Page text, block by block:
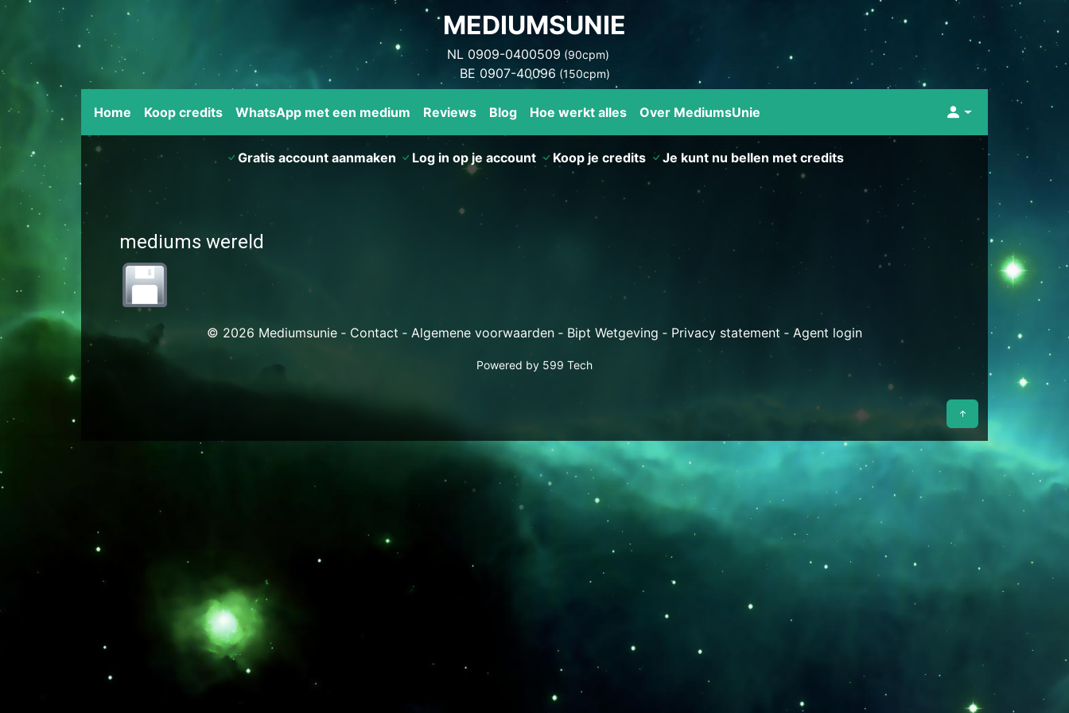
MEDIUMSUNIE
NL 0909-0400509 (90cpm)
BE 0907-40096 (150cpm)
Home Koop credits WhatsApp met een medium Reviews Blog Hoe werkt alles Over MediumsUnie
Gratis account aanmaken Log in op je account Koop je credits Je kunt nu bellen met credits
mediums wereld
© 2026 Mediumsunie ‐ Contact ‐ Algemene voorwaarden ‐ Bipt Wetgeving ‐ Privacy statement ‐ Agent login
Powered by 599 Tech